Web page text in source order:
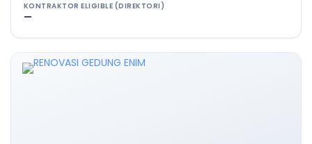
KONTRAKTOR ELIGIBLE (DIREKTORI)
—